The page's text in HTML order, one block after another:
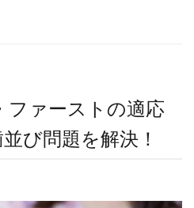
ファーストの適応
び問題を解決！